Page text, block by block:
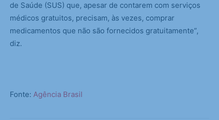
de Saúde (SUS) que, apesar de contarem com serviços
médicos gratuitos, precisam, às vezes, comprar
medicamentos que não são fornecidos gratuitamente”,
diz.
Fonte: Agência Brasil